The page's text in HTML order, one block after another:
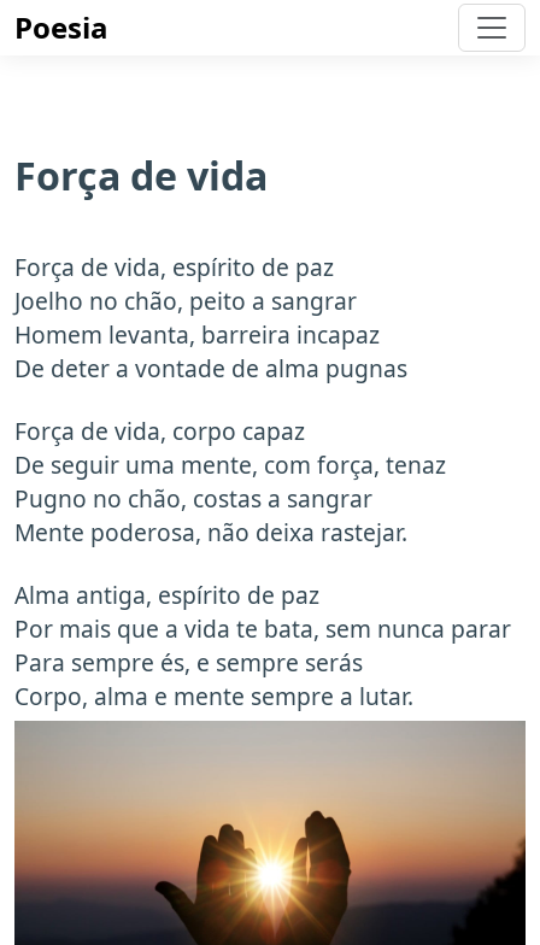
Poesia
Força de vida
Força de vida, espírito de paz
Joelho no chão, peito a sangrar
Homem levanta, barreira incapaz
De deter a vontade de alma pugnas
Força de vida, corpo capaz
De seguir uma mente, com força, tenaz
Pugno no chão, costas a sangrar
Mente poderosa, não deixa rastejar.
Alma antiga, espírito de paz
Por mais que a vida te bata, sem nunca parar
Para sempre és, e sempre serás
Corpo, alma e mente sempre a lutar.